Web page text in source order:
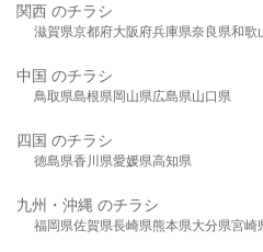
関西 のチラシ
滋賀県京都府大阪府兵庫県奈良県和歌
中国 のチラシ
鳥取県島根県岡山県広島県山口県
四国 のチラシ
徳島県香川県愛媛県高知県
九州・沖縄 のチラシ
福岡県佐賀県長崎県熊本県大分県宮崎